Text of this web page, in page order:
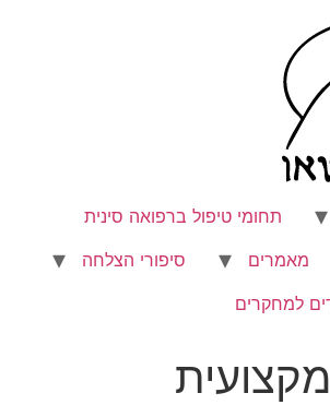
תחומי טיפול ברפואה סינית
מאמרים
סיפורי הצלחה
למחקרים